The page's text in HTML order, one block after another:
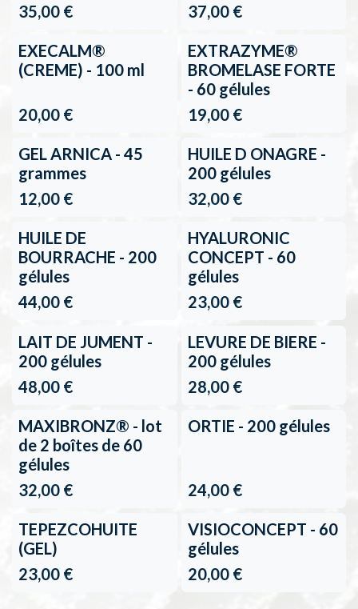
35,00 € 37,00€
EXECALM®
(CREME) - 100 ml
20,00 €
EXTRAZYME®
BROMELASE FORTE
- 60 gélules
19,00€
GEL ARNICA - 45
grammes
12,00 €
HUILE D ONAGRE -
200 gélules
32,00€
HUILE DE
BOURRACHE - 200
gélules
44,00 €
3+1 gratuit
HYALURONIC
CONCEPT - 60
gélules
23,00€
LAIT DE JUMENT -
200 gélules
48,00 €
LEVURE DE BIERE -
200 gélules
28,00€
MAXIBRONZ® - lot
de 2 boîtes de 60
gélules
32,00 € Retour en stock
ORTIE - 200 gélules
24,00€
TEPEZCOHUITE
(GEL)
23,00 €
VISIOCONCEPT - 60
gélules
20,00€